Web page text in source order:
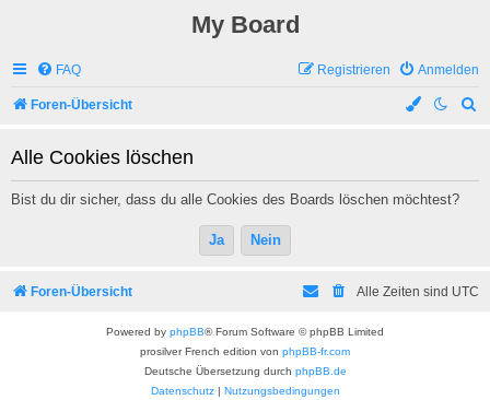
My Board
FAQ Anmelden
Registrieren
Foren-Übersicht
Alle Cookies löschen
Bist du dir sicher, dass du alle Cookies des Boards löschen möchtest?
Foren-Übersicht Alle Zeiten sind UTC
Powered by phpBB® Forum Software © phpBB Limited
prosilver French edition von phpBB-fr.com
Deutsche Übersetzung durch phpBB.de
Datenschutz| Nutzungsbedingungen